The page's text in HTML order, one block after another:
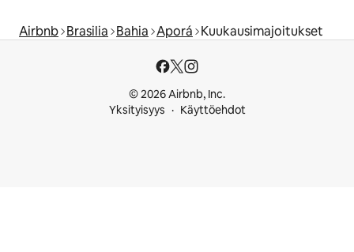
Airbnb Brasilia Bahia Aporá Kuukausimajoitukset
© 2026 Airbnb, Inc.
Yksityisyys
Käyttöehdot